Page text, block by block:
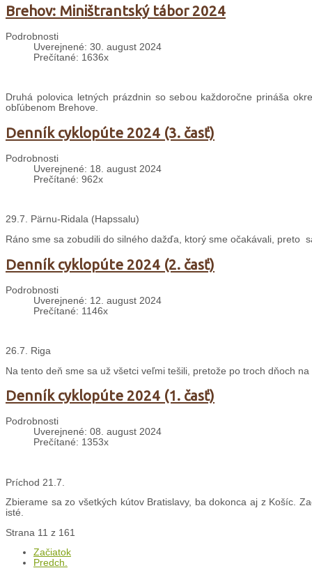
Brehov: Miništrantský tábor 2024
Podrobnosti
Uverejnené: 30. august 2024
Prečítané: 1636x
Druhá polovica letných prázdnin so sebou každoročne prináša
obľúbenom Brehove.
Denník cyklopúte 2024 (3. časť)
Podrobnosti
Uverejnené: 18. august 2024
Prečítané: 962x
29.7. Pärnu-Ridala (Hapssalu)
Ráno sme sa zobudili do silného dažďa, ktorý sme očakávali, preto
Denník cyklopúte 2024 (2. časť)
Podrobnosti
Uverejnené: 12. august 2024
Prečítané: 1146x
26.7. Riga
Na tento deň sme sa už všetci veľmi tešili, pretože po troch dňoch
Denník cyklopúte 2024 (1. časť)
Podrobnosti
Uverejnené: 08. august 2024
Prečítané: 1353x
Príchod 21.7.
Zbierame sa zo všetkých kútov Bratislavy, ba dokonca aj z Košíc.
isté.
Strana 11 z 161
Začiatok
Predch.